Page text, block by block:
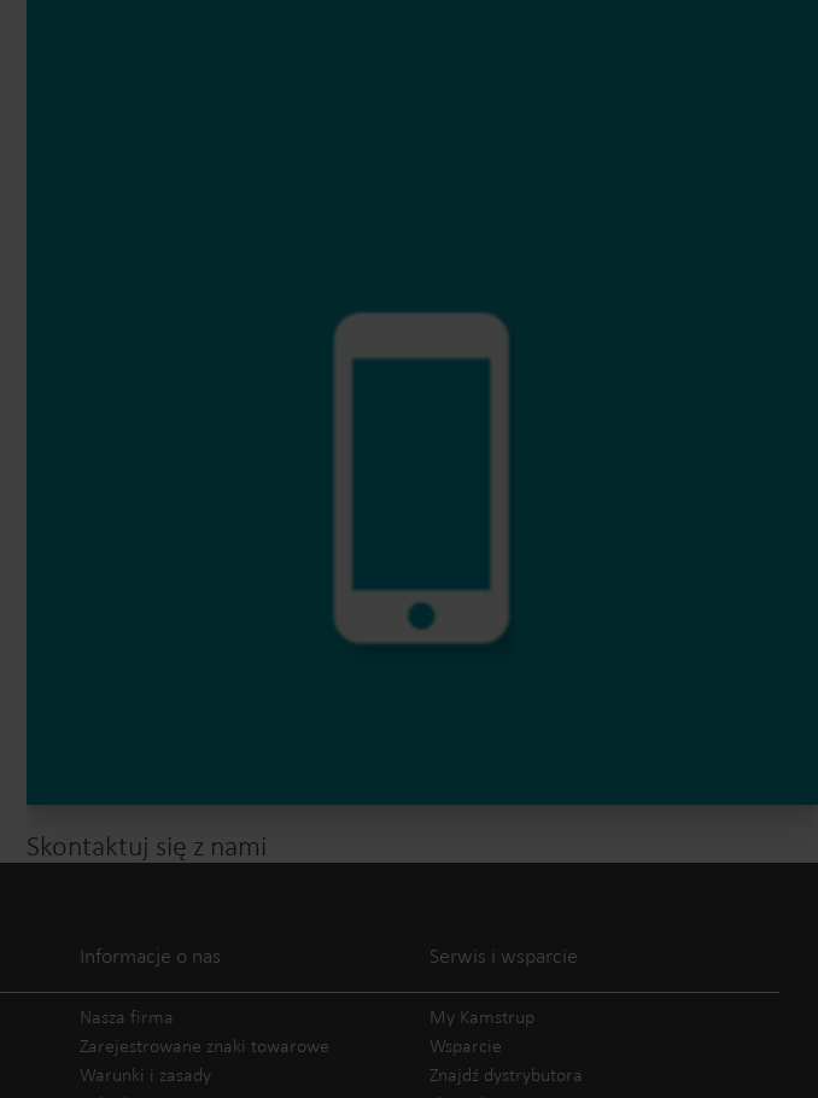
Skontaktuj się z nami
Informacje o nas
Nasza firma
Zarejestrowane znaki towarowe
Warunki i zasady
Serwis i wsparcie
My Kamstrup
Wsparcie
Znajdź dystrybutora